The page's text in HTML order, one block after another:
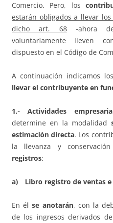
Comercio. Pero, los
estarán obligados a llevar
dicho art. 68-ahora
voluntariamente lleven
dispuesto en el Código de
A continuación indicamos los
llevar el contribuyente en
1.- Actividades
determine en la modalidad
estimación directa. Los
la llevanza y
registros:
a) Libro registro de ventas e
En élse anotarán, con la
de los ingresos derivados